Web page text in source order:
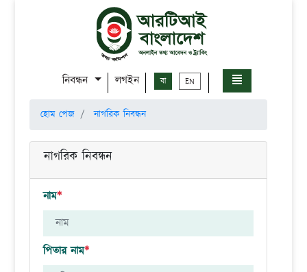
নিবন্ধন লগইন বা EN
হোম পেজ নাগরিক নিবন্ধন
নাগরিক নিবন্ধন
নাম*
পিতার নাম*